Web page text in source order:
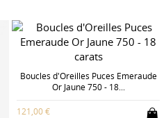
Boucles d'Oreilles Puces Emeraude
Or Jaune 750 - 18...
121,00 €